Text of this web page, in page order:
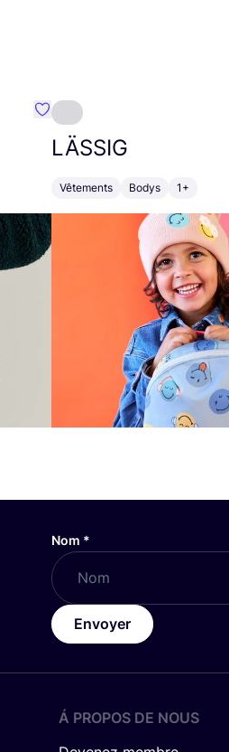
Préféré {nom}
LÄSSIG
Vêtements Bodys 1+
Nom *
Envoyer
Á PROPOS DE NOUS